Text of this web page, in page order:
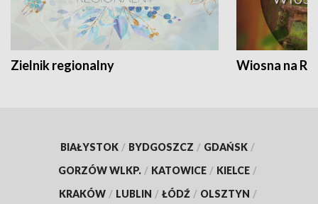
Zielnik regionalny Wiosna na
BIAŁYSTOK / BYDGOSZCZ / GDAŃSK /
GORZÓW WLKP. / KATOWICE / KIELCE /
KRAKÓW / LUBLIN / ŁÓDŹ / OLSZTYN /